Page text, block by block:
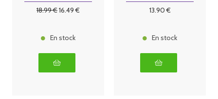
Crème
Hydratante
500ml
18.99€16.49 €
En stock
ml
13.90€
En stock